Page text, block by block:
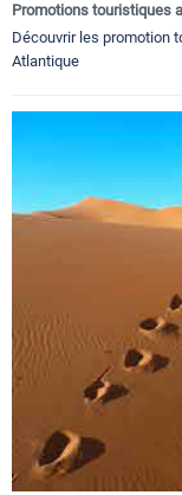
Promotions touristiques
Découvrir les promotion
Atlantique